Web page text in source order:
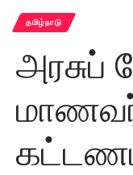
தமிழ்நாடு
அரசுப்